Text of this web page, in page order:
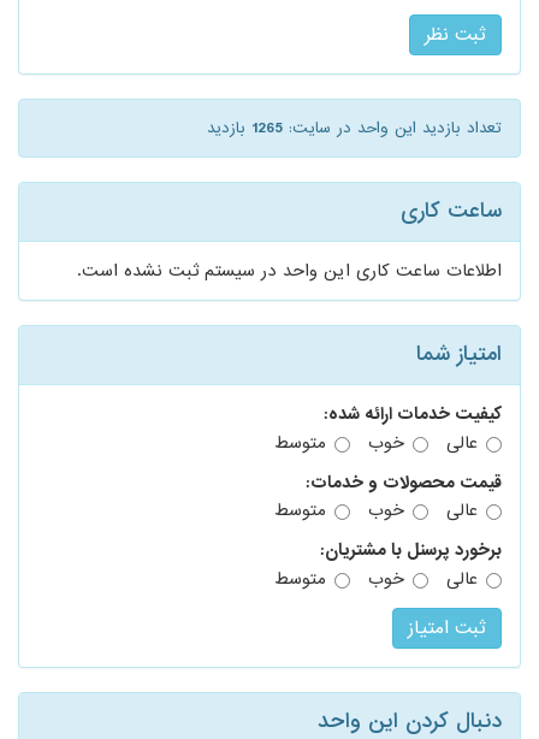
تعداد بازدید این واحد در سایت:1265بازدید
ساعت کاری
اطلاعات ساعت کاری این واحد در سیستم ثبت نشده است.
امتیاز شما
کیفیت خدمات ارائه شده:
عالی
خوب
متوسط
قیمت محصولات و خدمات:
عالی
خوب
متوسط
برخورد پرسنل با مشتریان:
عالی
خوب متوسط
دنبال کردن این واحد